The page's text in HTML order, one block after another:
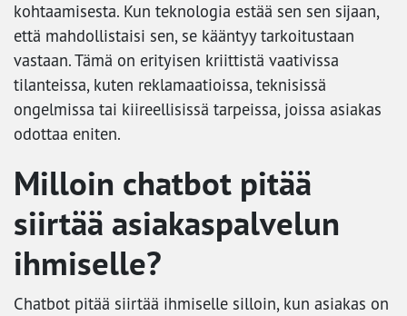
kohtaamisesta. Kun teknologia estää sen sen sijaan,
että mahdollistaisi sen, se kääntyy tarkoitustaan
vastaan. Tämä on erityisen kriittistä vaativissa
tilanteissa, kuten reklamaatioissa, teknisissä
ongelmissa tai kiireellisissä tarpeissa, joissa asiakas
odottaa eniten.
Milloin chatbot pitää
siirtää asiakaspalvelun
ihmiselle?
Chatbot pitää siirtää ihmiselle silloin, kun asiakas on